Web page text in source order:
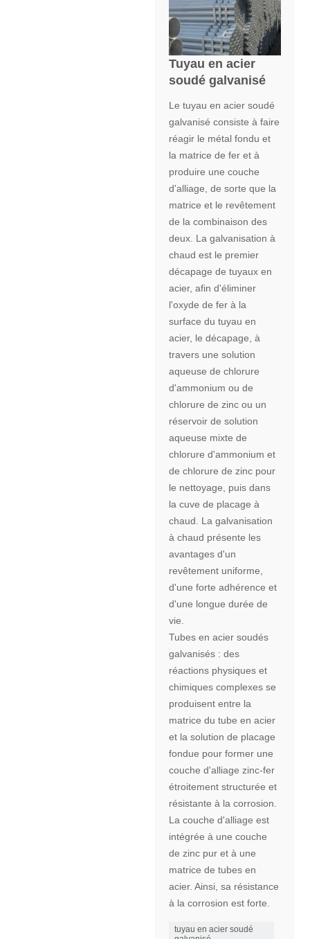
Tuyau en acier
soudé galvanisé
Le tuyau en acier soudé
galvanisé consiste à faire
réagir le métal fondu et
la matrice de fer et à
produire une couche
d'alliage, de sorte que la
matrice et le revêtement
de la combinaison des
deux. La galvanisation à
chaud est le premier
décapage de tuyaux en
acier, afin d'éliminer
l'oxyde de fer à la
surface du tuyau en
acier, le décapage, à
travers une solution
aqueuse de chlorure
d'ammonium ou de
chlorure de zinc ou un
réservoir de solution
aqueuse mixte de
chlorure d'ammonium et
de chlorure de zinc pour
le nettoyage, puis dans
la cuve de placage à
chaud. La galvanisation
à chaud présente les
avantages d'un
revêtement uniforme,
d'une forte adhérence et
d'une longue durée de
vie.
Tubes en acier soudés
galvanisés : des
réactions physiques et
chimiques complexes se
produisent entre la
matrice du tube en acier
et la solution de placage
fondue pour former une
couche d'alliage zinc-fer
étroitement structurée et
résistante à la corrosion.
La couche d'alliage est
intégrée à une couche
de zinc pur et à une
matrice de tubes en
acier. Ainsi, sa résistance
à la corrosion est forte.
tuyau en acier soudé